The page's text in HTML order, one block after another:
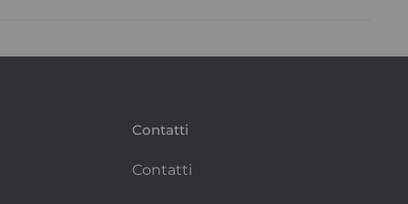
Contatti
Contatti